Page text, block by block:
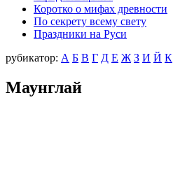
Коротко о мифах древности
По секрету всему свету
Праздники на Руси
рубикатор: А Б В Г Д Е Ж З И Й К
Маунглай